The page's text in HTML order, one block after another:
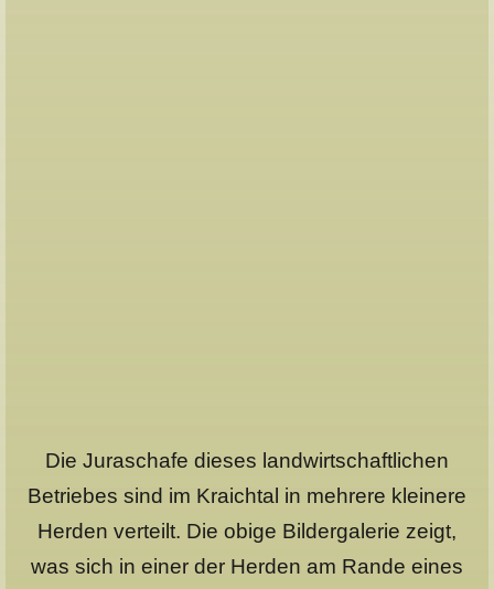
Die Juraschafe dieses landwirtschaftlichen
Betriebes sind im Kraichtal in mehrere kleinere
Herden verteilt. Die obige Bildergalerie zeigt,
was sich in einer der Herden am Rande eines